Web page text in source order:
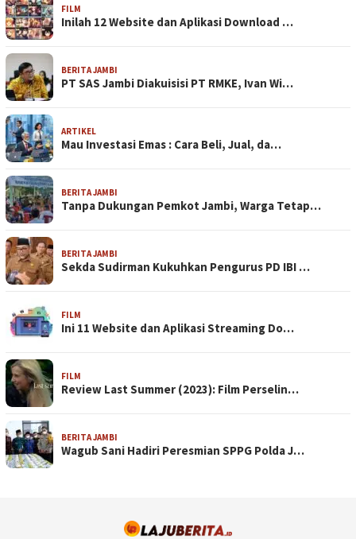
FILM
Inilah 12 Website dan Aplikasi Download …
BERITA JAMBI
PT SAS Jambi Diakuisisi PT RMKE, Ivan Wi…
ARTIKEL
Mau Investasi Emas : Cara Beli, Jual, da…
BERITA JAMBI
Tanpa Dukungan Pemkot Jambi, Warga Tetap…
BERITA JAMBI
Sekda Sudirman Kukuhkan Pengurus PD IBI …
FILM
Ini 11 Website dan Aplikasi Streaming Do…
FILM
Review Last Summer (2023): Film Perselin…
BERITA JAMBI
Wagub Sani Hadiri Peresmian SPPG Polda J…